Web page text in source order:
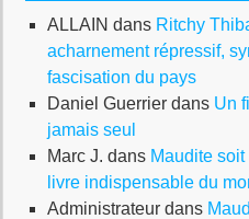
ALLAIN dans Ritchy
acharnement répressif,
fascisation du pays
Daniel Guerrier dans Un
jamais seul
Marc J. dans Maudite
livre indispensable du
Administrateur dans